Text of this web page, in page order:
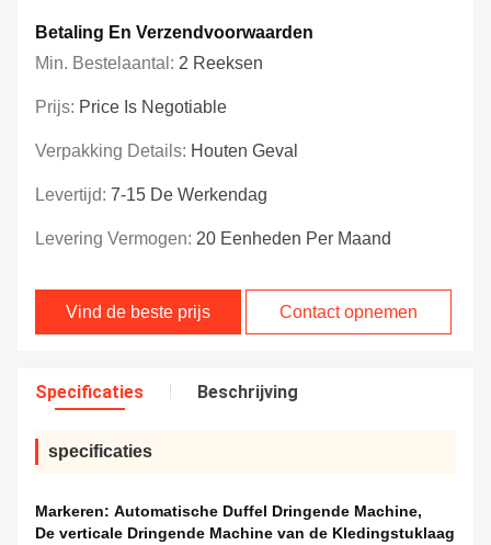
Betaling En Verzendvoorwaarden
Min. Bestelaantal: 2 Reeksen
Prijs: Price Is Negotiable
Verpakking Details: Houten Geval
Levertijd: 7-15 De Werkendag
Levering Vermogen: 20 Eenheden Per Maand
Vind de beste prijs Contact opnemen
Specificaties Beschrijving
specificaties
Markeren: Automatische Duffel Dringende Machine,
De verticale Dringende Machine van de Kledingstuklaag